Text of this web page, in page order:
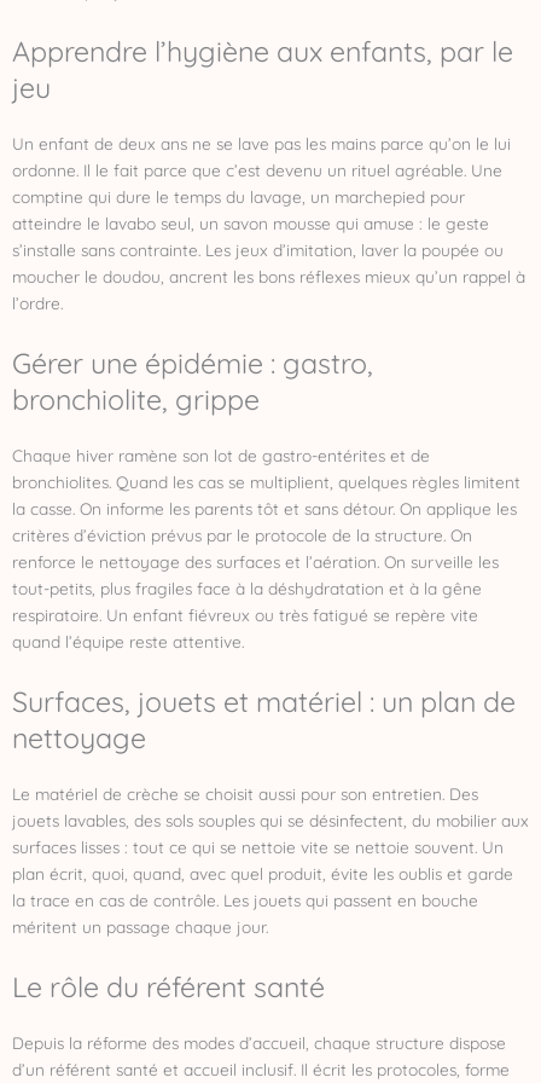
Apprendre l’hygiène aux enfants, par le
jeu
Un enfant de deux ans ne se lave pas les mains parce qu’on le lui
ordonne. Il le fait parce que c’est devenu un rituel agréable. Une
comptine qui dure le temps du lavage, un marchepied pour
atteindre le lavabo seul, un savon mousse qui amuse : le geste
s’installe sans contrainte. Les jeux d’imitation, laver la poupée ou
moucher le doudou, ancrent les bons réflexes mieux qu’un rappel à
l’ordre.
Gérer une épidémie : gastro,
bronchiolite, grippe
Chaque hiver ramène son lot de gastro-entérites et de
bronchiolites. Quand les cas se multiplient, quelques règles limitent
la casse. On informe les parents tôt et sans détour. On applique les
critères d’éviction prévus par le protocole de la structure. On
renforce le nettoyage des surfaces et l’aération. On surveille les
tout-petits, plus fragiles face à la déshydratation et à la gêne
respiratoire. Un enfant fiévreux ou très fatigué se repère vite
quand l’équipe reste attentive.
Surfaces, jouets et matériel : un plan de
nettoyage
Le matériel de crèche se choisit aussi pour son entretien. Des
jouets lavables, des sols souples qui se désinfectent, du mobilier aux
surfaces lisses : tout ce qui se nettoie vite se nettoie souvent. Un
plan écrit, quoi, quand, avec quel produit, évite les oublis et garde
la trace en cas de contrôle. Les jouets qui passent en bouche
méritent un passage chaque jour.
Le rôle du référent santé
Depuis la réforme des modes d’accueil, chaque structure dispose
d’un référent santé et accueil inclusif. Il écrit les protocoles, forme